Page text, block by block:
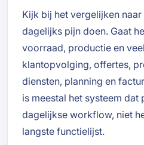
Kijk bij het vergelijken
dagelijks pijn doen. Gaat
voorraad, productie en
klantopvolging, offertes,
diensten, planning en
is meestal het systeem dat
dagelijkse workflow, niet
langste functielijst.